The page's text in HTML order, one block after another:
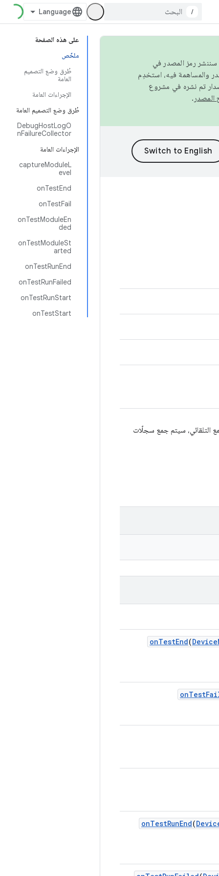
/
على هذه الصفحة
ملخّص
طُرق وضع التصميم
العامة
الإجراءات العامة
طُرق وضع التصميم العامة
DebugHostLogO
nFailureCollector
الإجراءات العامة
captureModuleL
evel
onTestEnd
onTestFail
onTestModuleEn
ded
onTestModuleSt
arted
onTestRunEnd
onTestRunFailed
onTestRunStart
onTestStart
سننشر رمز المصدر في
تم نشره في مشروع
.
التلقائي، سيتم جمع سجلّات
onTestEnd(Device
onTest
onTestRunEnd(